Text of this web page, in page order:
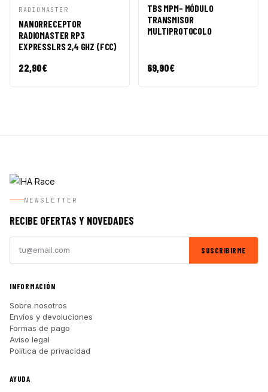
VISTA
RÁPIDA
CESTA
RADIOMASTER
NANORRECEPTOR
RADIOMASTER RP3
EXPRESSLRS 2,4 GHZ (FCC)
22,90€
RÁPIDA
CESTA
TBS MPM- MÓDULO
TRANSMISOR
MULTIPROTOCOLO
69,90€
NEWSLETTER
RECIBE OFERTAS Y NOVEDADES
SUSCRIBIRME
INFORMACIÓN
Sobre nosotros
Envíos y devoluciones
Formas de pago
Aviso legal
Política de privacidad
AYUDA